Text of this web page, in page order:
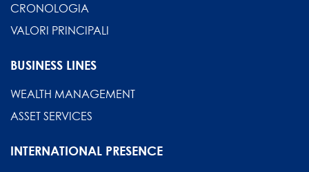
CRONOLOGIA
VALORI PRINCIPALI
BUSINESS LINES
WEALTH MANAGEMENT
ASSET SERVICES
INTERNATIONAL PRESENCE